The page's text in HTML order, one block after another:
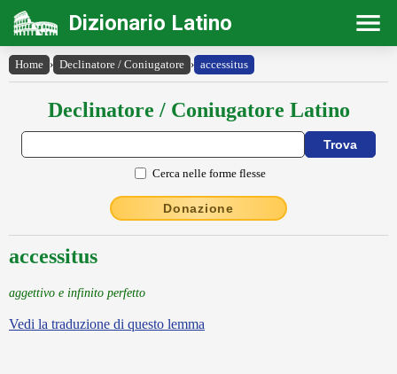
Dizionario Latino
Home › Declinatore / Coniugatore › accessitus
Declinatore / Coniugatore Latino
Cerca nelle forme flesse
Donazione
accessitus
aggettivo e infinito perfetto
Vedi la traduzione di questo lemma